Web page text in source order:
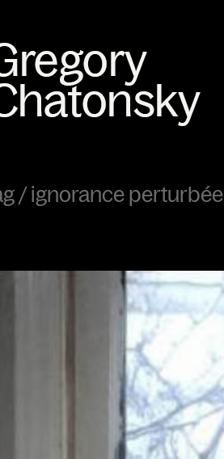
/ignorance perturbée